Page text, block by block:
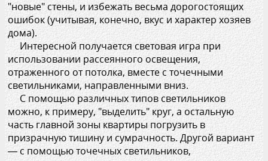
"новые" стены, и избежать весьма дорогостоящих
ошибок (учитывая, конечно, вкус и характер хозяев
дома).
Интересной получается световая игра при
использовании рассеянного освещения,
отраженного от потолка, вместе с точечными
светильниками, направленными вниз.
С помощью различных типов светильников
можно, к примеру, "выделить" круг, а остальную
часть главной зоны квартиры погрузить в
призрачную тишину и сумрачность. Другой вариант
— с помощью точечных светильников,